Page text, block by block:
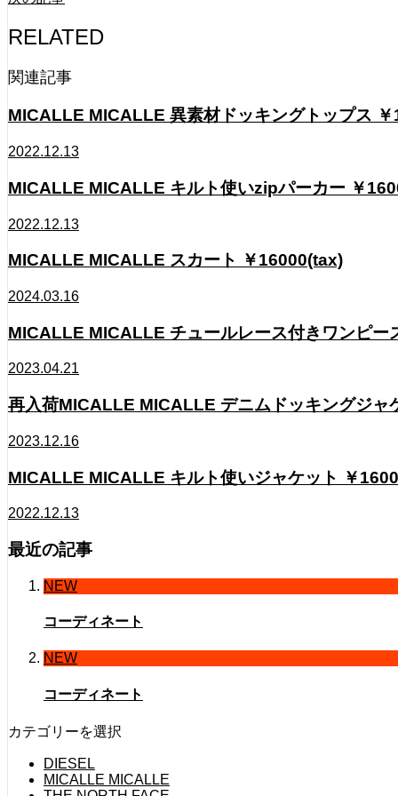
RELATED
関連記事
MICALLE MICALLE 異素材ドッキングトップス
2022.12.13
MICALLE MICALLE キルト使いzipパーカー ￥
2022.12.13
MICALLE MICALLE スカート ￥16000(tax)
2024.03.16
MICALLE MICALLE チュールレース付きワンピー
2023.04.21
再入荷MICALLE MICALLE デニムドッキングジャ
2023.12.16
MICALLE MICALLE キルト使いジャケット ￥
2022.12.13
最近の記事
NEW
コーディネート
NEW
コーディネート
カテゴリーを選択
DIESEL
MICALLE MICALLE